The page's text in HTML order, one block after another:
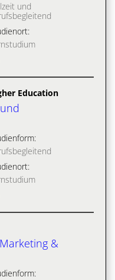
und
Education
&